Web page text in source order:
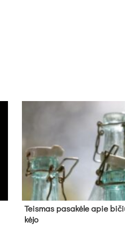
Teis­mas pa­sa­kė­le apie
kė­jo